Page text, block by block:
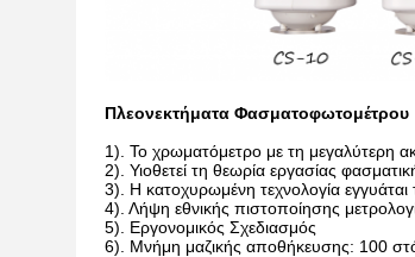
Πλεονεκτήματα Φασματοφωτομέτρου
1). Το χρωματόμετρο με τη μεγαλύτερη
2). Υιοθετεί τη θεωρία εργασίας
3). Η κατοχυρωμένη τεχνολογία
4). Λήψη εθνικής πιστοποίησης
5). Εργονομικός Σχεδιασμός
6). Μνήμη μαζικής αποθήκευσης: 100